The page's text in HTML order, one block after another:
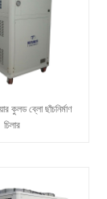
কুলড ব্লো ছাঁচনির্মাণ
চিলার